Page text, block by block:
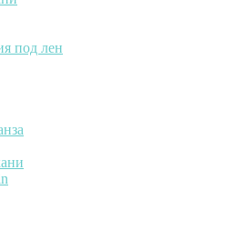
под лен